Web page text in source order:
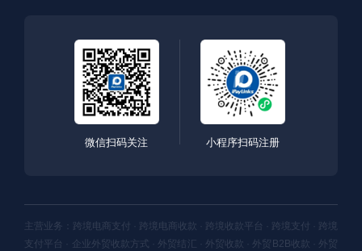
微信扫码关注 小程序扫码注册
主营业务：跨境电商支付 · 跨境电商收款 · 跨境收款平台 · 跨境支付 · 跨境
支付平台 · 企业外贸收款方式 · 外贸结汇 · 外贸收款 · 外贸B2B收款 · 外贸